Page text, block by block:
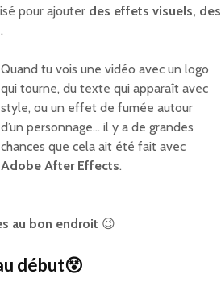
pour ajouter des effets visuels, des
.
Quand tu vois une vidéo avec un logo
qui tourne, du texte qui apparaît avec
style, ou un effet de fumée autour
d’un personnage… il y a de grandes
chances que cela ait été fait avec
Adobe After Effects.
au bon endroit 😉
début😵